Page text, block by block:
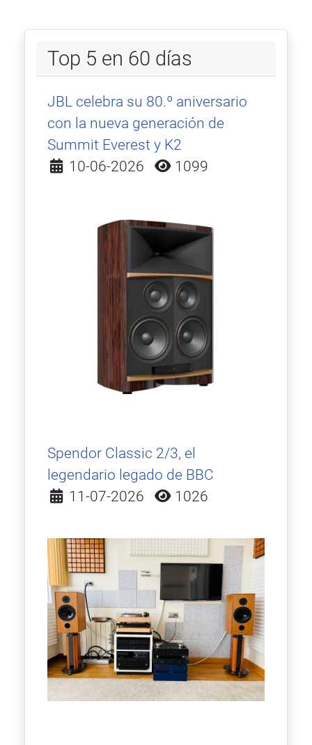
Top 5 en 60 días
JBL celebra su 80.º aniversario
con la nueva generación de
Summit Everest y K2
Detalles
10-06-2026 1099
Spendor Classic 2/3, el
legendario legado de BBC
Detalles
11-07-2026 1026